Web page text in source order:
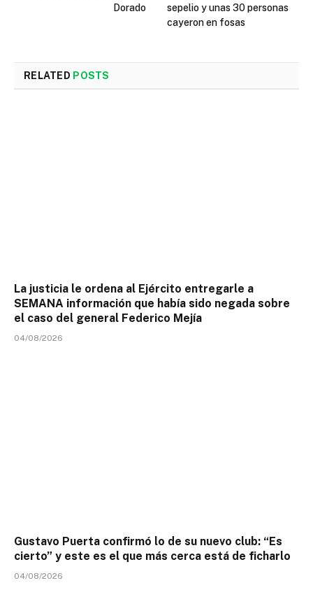
Dorado
sepelio y unas 30 personas
cayeron en fosas
RELATED POSTS
La justicia le ordena al Ejército entregarle a
SEMANA información que había sido negada sobre
el caso del general Federico Mejía
04/08/2026
Gustavo Puerta confirmó lo de su nuevo club: “Es
cierto” y este es el que más cerca está de ficharlo
04/08/2026